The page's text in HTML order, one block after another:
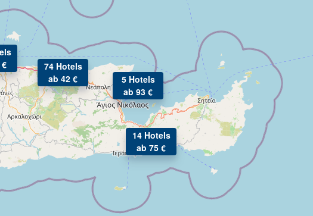
14 Hotels
ab 75 €
5 Hotels
ab 93 €
74 Hotels
ab 42 €